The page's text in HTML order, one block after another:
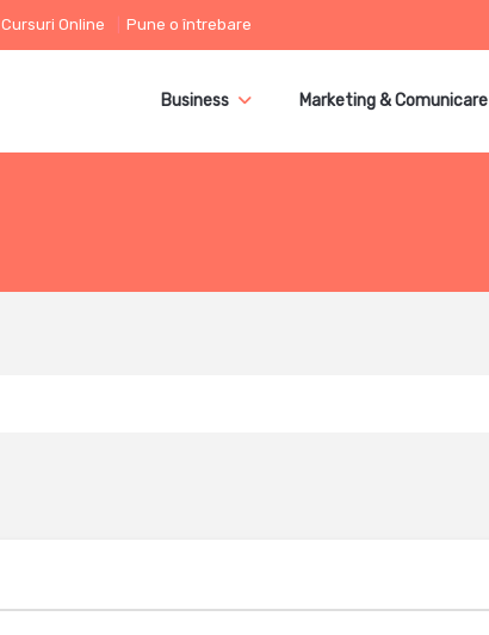
Cursuri Online Pune o întrebare
Business Marketing & Comunicare